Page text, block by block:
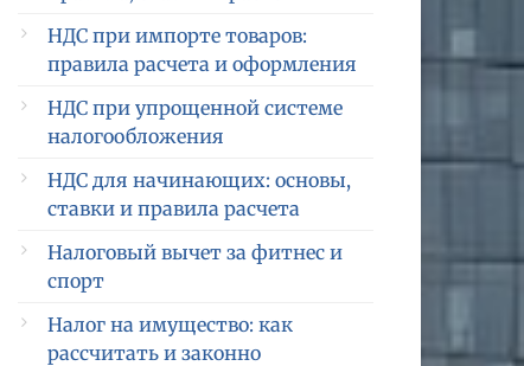
НДС при импорте товаров:
правила расчета и оформления
НДС при упрощенной системе
налогообложения
НДС для начинающих: основы,
ставки и правила расчета
Налоговый вычет за фитнес и
спорт
Налог на имущество: как
рассчитать и законно